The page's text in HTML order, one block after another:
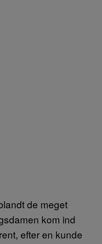
de meget
kom ind
efter en kunde